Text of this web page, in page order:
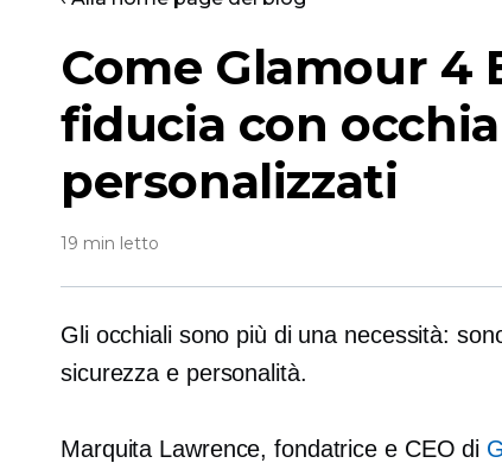
Come Glamour 4
fiducia con
personalizzati
19 min letto
Gli occhiali sono più di una necessità:
sicurezza e personalità.
Marquita Lawrence, fondatrice e CEO di